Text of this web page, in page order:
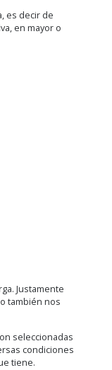
es decir de
en mayor o
Justamente
también nos
seleccionadas
condiciones
tiene.